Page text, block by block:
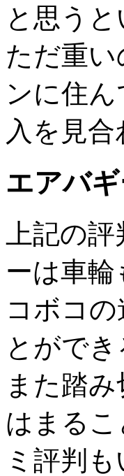
と思う
ただ重
ンに住
入を見
エアバ
上記の
ーは車
コボコ
とができ
また踏
はまる
ミ評判